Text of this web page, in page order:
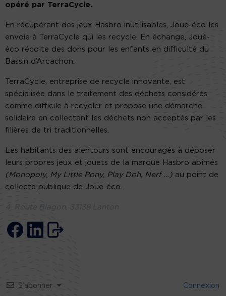
opéré par TerraCycle.
En récupérant des jeux Hasbro inutilisables, Joue-éco les
envoie à TerraCycle qui les recycle. En échange, Joué-
éco récolte des dons pour les enfants en difficulté du
Bassin d’Arcachon.
TerraCycle, entreprise de recycle innovante, est
spécialisée dans le traitement des déchets considérés
comme difficile à recycler et propose une démarche
solidaire en collectant les déchets non acceptés par les
filières de tri traditionnelles.
Les habitants des alentours sont encouragés à déposer
leurs propres jeux et jouets de la marque Hasbro abîmés
(Monopoly, My Little Pony, Play Doh, Nerf …) au point de
collecte publique de Joue-éco.
4, Route Blagon, 33138 Lanton
S’abonner Connexion